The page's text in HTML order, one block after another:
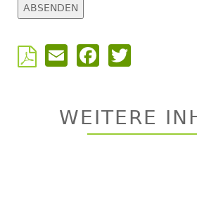
EmailFacebook
WEITERE